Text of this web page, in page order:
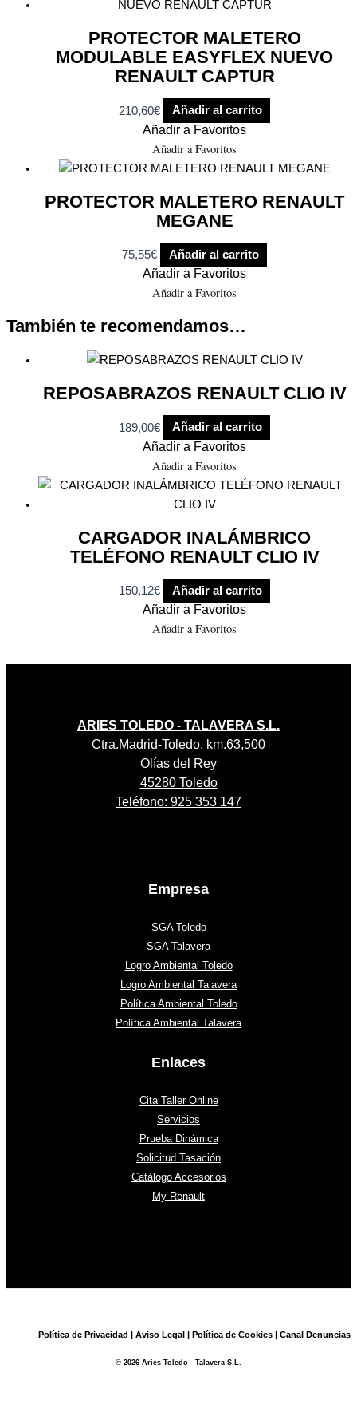
PROTECTOR MALETERO
MODULABLE EASYFLEX NUEVO
RENAULT CAPTUR
210,60€ Añadir al carrito
Añadir a Favoritos
Añadir a Favoritos
PROTECTOR MALETERO RENAULT
MEGANE
75,55€ Añadir al carrito
Añadir a Favoritos
Añadir a Favoritos
También te recomendamos…
REPOSABRAZOS RENAULT CLIO IV
189,00€ Añadir al carrito
Añadir a Favoritos
Añadir a Favoritos
CARGADOR INALÁMBRICO
TELÉFONO RENAULT CLIO IV
150,12€ Añadir al carrito
Añadir a Favoritos
Añadir a Favoritos
ARIES TOLEDO - TALAVERA S.L.
Ctra.Madrid-Toledo, km.63,500
Olías del Rey
45280 Toledo
Teléfono: 925 353 147
Empresa
SGA Toledo
SGA Talavera
Logro Ambiental Toledo
Logro Ambiental Talavera
Política Ambiental Toledo
Política Ambiental Talavera
Enlaces
Cita Taller Online
Servicios
Prueba Dinámica
Solicitud Tasación
Catálogo Accesorios
My Renault
Política de Privacidad | Aviso Legal | Política de Cookies | Canal Denuncias
© 2026 Aries Toledo - Talavera S.L.